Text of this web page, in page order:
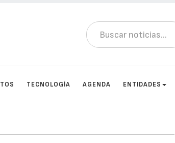
TECNOLOGÍA AGENDA ENTIDADES